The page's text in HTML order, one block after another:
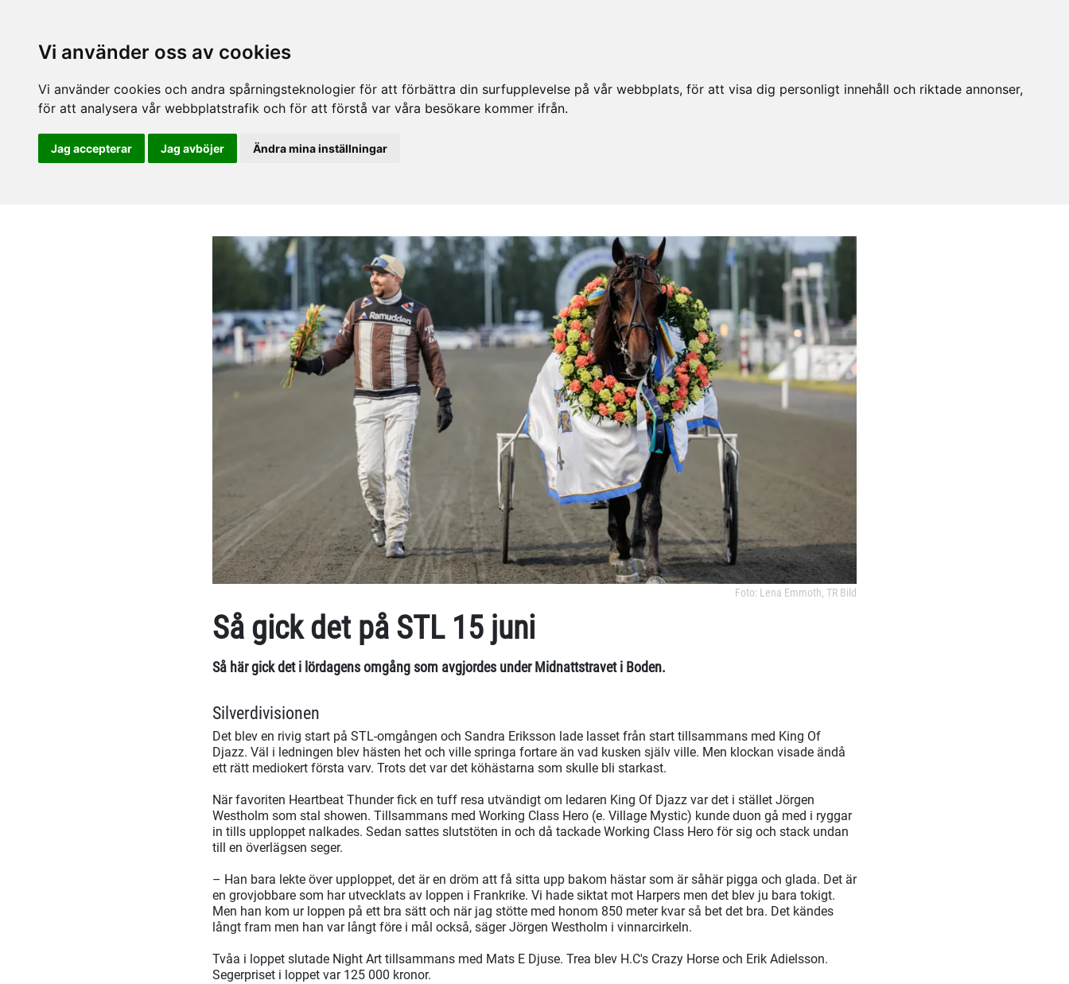
Vi använder oss av cookies
Vi använder cookies och andra spårningsteknologier för att förbättra din surfupplevelse på vår webbplats, för att visa dig personligt innehåll och riktade annonser,
för att analysera vår webbplatstrafik och för att förstå var våra besökare kommer ifrån.
Jag accepterar Jag avböjer Ändra mina inställningar
Foto: Lena Emmoth, TR Bild
Så gick det på STL 15 juni
Så här gick det i lördagens omgång som avgjordes under Midnattstravet i Boden.
Silverdivisionen
Det blev en rivig start på STL-omgången och Sandra Eriksson lade lasset från start tillsammans med King Of
Djazz. Väl i ledningen blev hästen het och ville springa fortare än vad kusken själv ville. Men klockan visade ändå
ett rätt mediokert första varv. Trots det var det köhästarna som skulle bli starkast.
När favoriten Heartbeat Thunder fick en tuff resa utvändigt om ledaren King Of Djazz var det i stället Jörgen
Westholm som stal showen. Tillsammans med Working Class Hero (e. Village Mystic) kunde duon gå med i ryggar
in tills upploppet nalkades. Sedan sattes slutstöten in och då tackade Working Class Hero för sig och stack undan
till en överlägsen seger.
– Han bara lekte över upploppet, det är en dröm att få sitta upp bakom hästar som är såhär pigga och glada. Det är
en grovjobbare som har utvecklats av loppen i Frankrike. Vi hade siktat mot Harpers men det blev ju bara tokigt.
Men han kom ur loppen på ett bra sätt och när jag stötte med honom 850 meter kvar så bet det bra. Det kändes
långt fram men han var långt före i mål också, säger Jörgen Westholm i vinnarcirkeln.
Tvåa i loppet slutade Night Art tillsammans med Mats E Djuse. Trea blev H.C's Crazy Horse och Erik Adielsson.
Segerpriset i loppet var 125 000 kronor.